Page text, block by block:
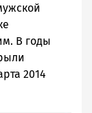
В годы
2014